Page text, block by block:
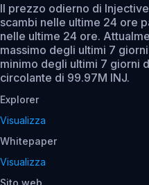
Il prezzo odierno di
scambi nelle ultime 24 ore
nelle ultime 24 ore.
massimo degli ultimi 7
minimo degli ultimi 7 giorni
circolante di 99.97M INJ.
Explorer
Visualizza
Whitepaper
Visualizza
Sito web